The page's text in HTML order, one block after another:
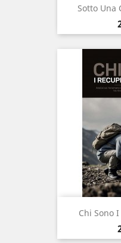
Sotto Una
Chi Sono